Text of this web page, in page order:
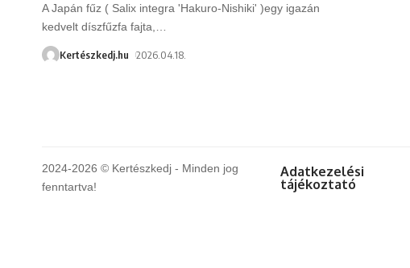
A Japán fűz ( Salix integra 'Hakuro-Nishiki' )egy igazán
kedvelt díszfűzfa fajta,
Kertészkedj.hu 2026.04.18.
2024-2026 © Kertészkedj - Minden jog
fenntartva!
Adatkezelési
tájékoztató